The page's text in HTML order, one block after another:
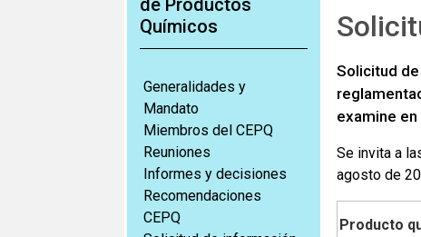
de Productos
Químicos
Generalidades y
Mandato
Miembros del CEPQ
Reuniones
Informes y decisiones
Recomendaciones
CEPQ
Solicitud
examine
Se invita a
agosto de
Producto